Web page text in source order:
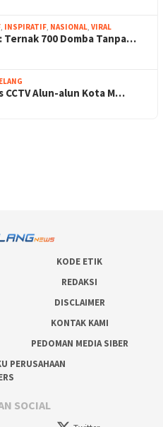
, INSPIRATIF, NASIONAL, VIRAL
Ternak 700 Domba Tanpa…
CCTV Alun-alun Kota M…
KODE ETIK
REDAKSI
DISCLAIMER
KONTAK KAMI
PEDOMAN MEDIA SIBER
PERUSAHAAN
SOCIAL